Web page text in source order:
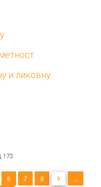
и ликовну
173
6 7 8 9
...